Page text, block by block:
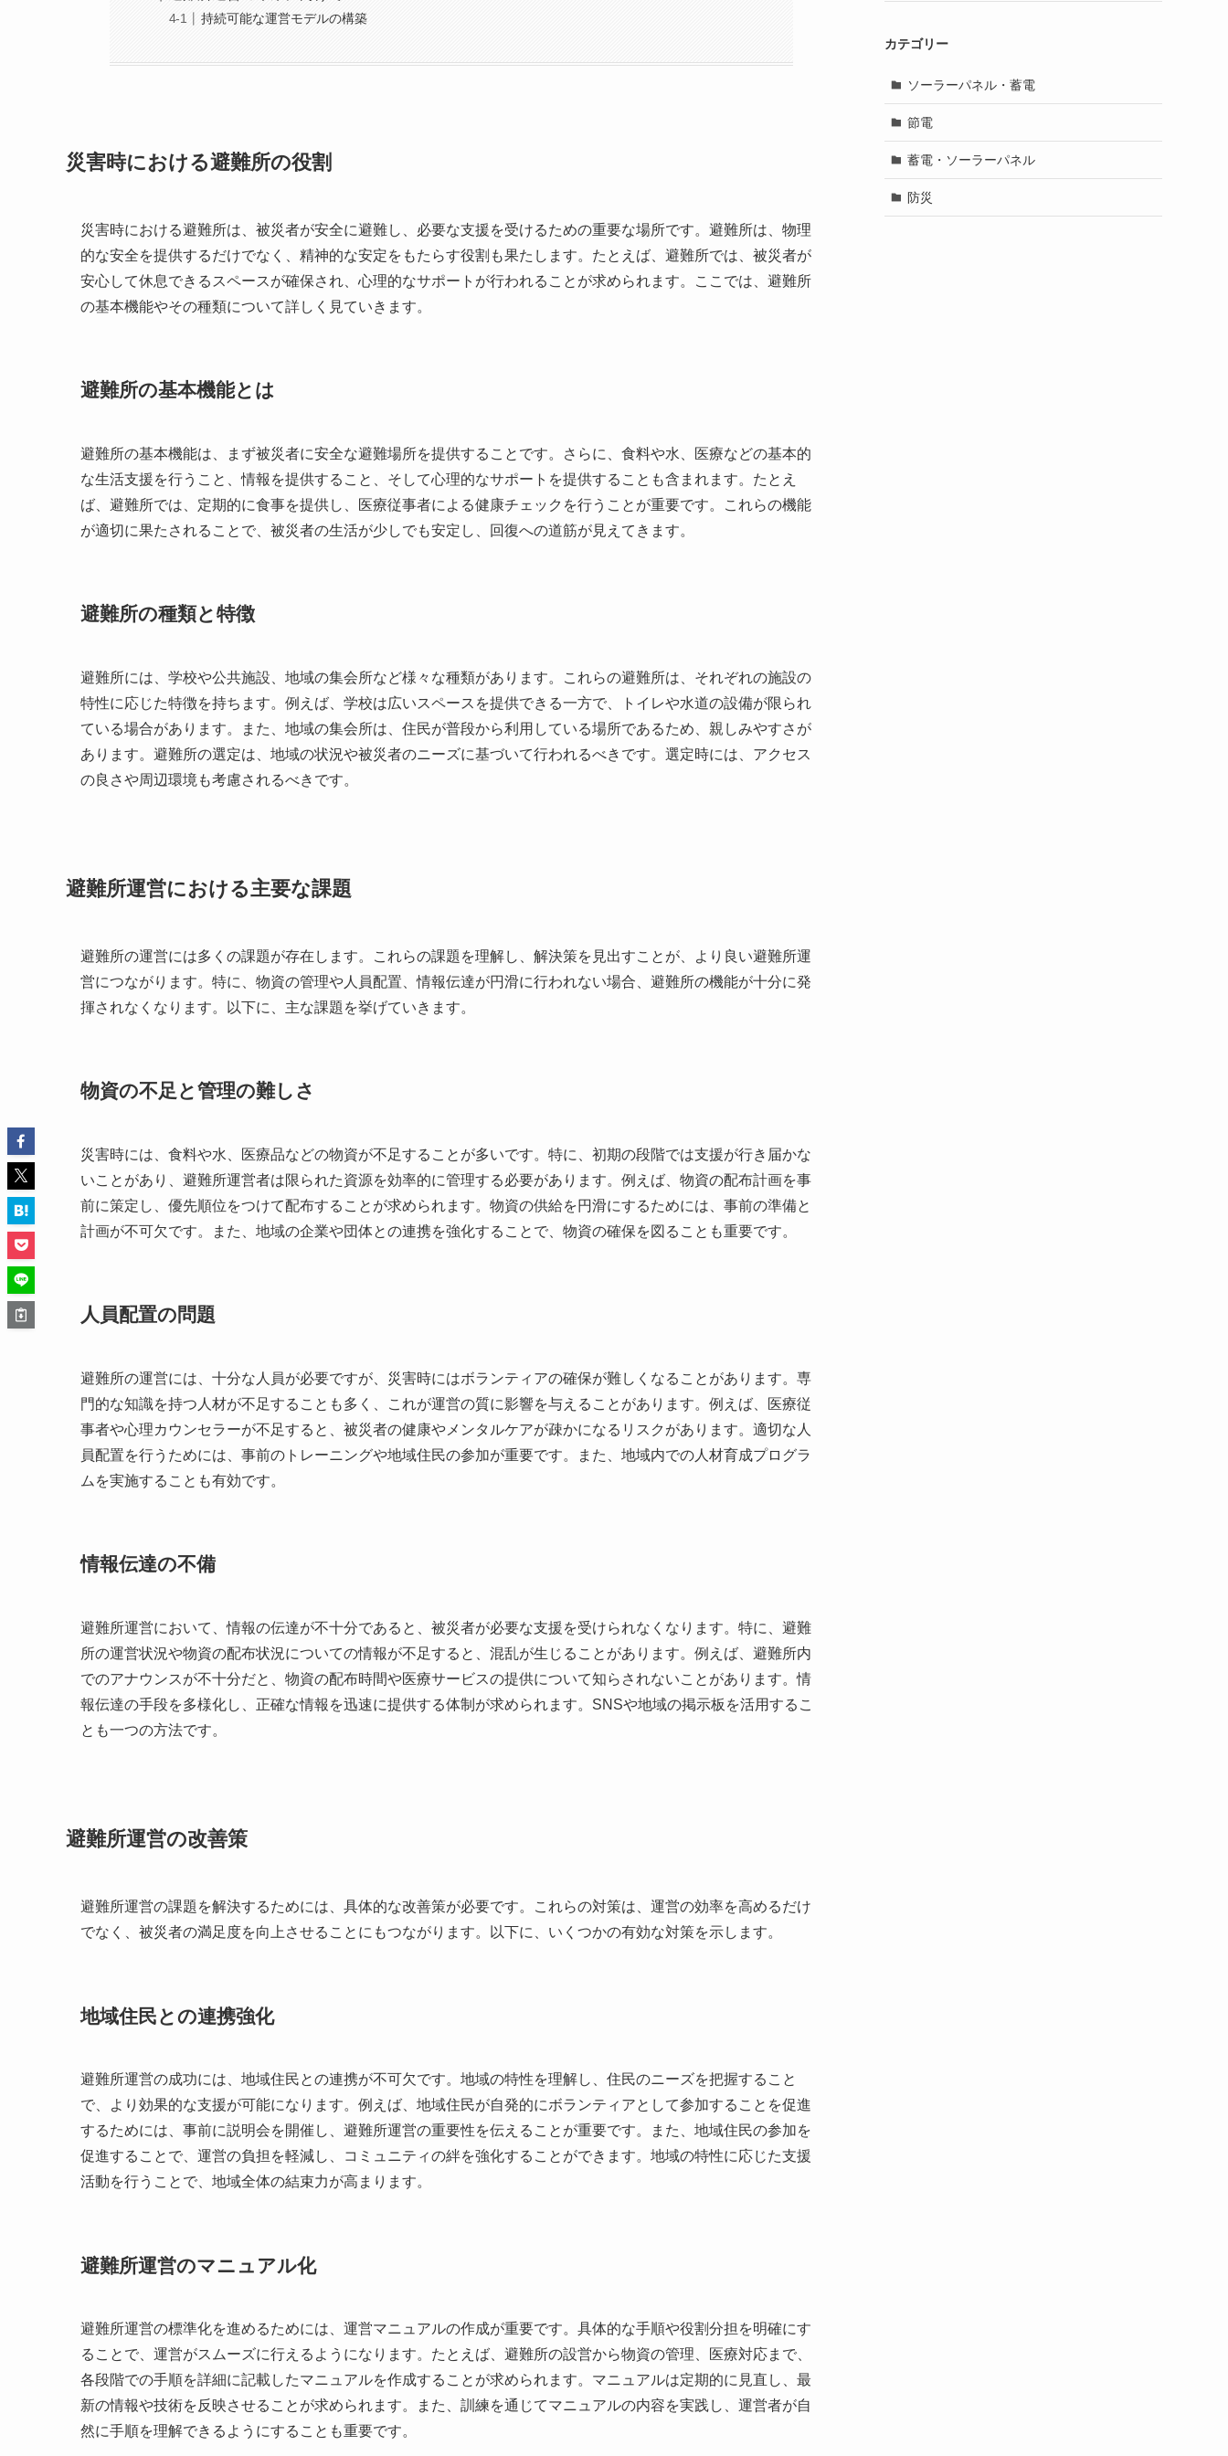
持続可能な運営モデルの構築
災害時における避難所の役割
災害時における避難所は、被災者が安全に避難し、必要な支援を受けるための重要な場所です。避難所は、物理
的な安全を提供するだけでなく、精神的な安定をもたらす役割も果たします。たとえば、避難所では、被災者が
安心して休息できるスペースが確保され、心理的なサポートが行われることが求められます。ここでは、避難所
の基本機能やその種類について詳しく見ていきます。
避難所の基本機能とは
避難所の基本機能は、まず被災者に安全な避難場所を提供することです。さらに、食料や水、医療などの基本的
な生活支援を行うこと、情報を提供すること、そして心理的なサポートを提供することも含まれます。たとえ
ば、避難所では、定期的に食事を提供し、医療従事者による健康チェックを行うことが重要です。これらの機能
が適切に果たされることで、被災者の生活が少しでも安定し、回復への道筋が見えてきます。
避難所の種類と特徴
避難所には、学校や公共施設、地域の集会所など様々な種類があります。これらの避難所は、それぞれの施設の
特性に応じた特徴を持ちます。例えば、学校は広いスペースを提供できる一方で、トイレや水道の設備が限られ
ている場合があります。また、地域の集会所は、住民が普段から利用している場所であるため、親しみやすさが
あります。避難所の選定は、地域の状況や被災者のニーズに基づいて行われるべきです。選定時には、アクセス
の良さや周辺環境も考慮されるべきです。
避難所運営における主要な課題
避難所の運営には多くの課題が存在します。これらの課題を理解し、解決策を見出すことが、より良い避難所運
営につながります。特に、物資の管理や人員配置、情報伝達が円滑に行われない場合、避難所の機能が十分に発
揮されなくなります。以下に、主な課題を挙げていきます。
物資の不足と管理の難しさ
災害時には、食料や水、医療品などの物資が不足することが多いです。特に、初期の段階では支援が行き届かな
いことがあり、避難所運営者は限られた資源を効率的に管理する必要があります。例えば、物資の配布計画を事
前に策定し、優先順位をつけて配布することが求められます。物資の供給を円滑にするためには、事前の準備と
計画が不可欠です。また、地域の企業や団体との連携を強化することで、物資の確保を図ることも重要です。
人員配置の問題
避難所の運営には、十分な人員が必要ですが、災害時にはボランティアの確保が難しくなることがあります。専
門的な知識を持つ人材が不足することも多く、これが運営の質に影響を与えることがあります。例えば、医療従
事者や心理カウンセラーが不足すると、被災者の健康やメンタルケアが疎かになるリスクがあります。適切な人
員配置を行うためには、事前のトレーニングや地域住民の参加が重要です。また、地域内での人材育成プログラ
ムを実施することも有効です。
情報伝達の不備
避難所運営において、情報の伝達が不十分であると、被災者が必要な支援を受けられなくなります。特に、避難
所の運営状況や物資の配布状況についての情報が不足すると、混乱が生じることがあります。例えば、避難所内
でのアナウンスが不十分だと、物資の配布時間や医療サービスの提供について知らされないことがあります。情
報伝達の手段を多様化し、正確な情報を迅速に提供する体制が求められます。SNSや地域の掲示板を活用するこ
とも一つの方法です。
避難所運営の改善策
避難所運営の課題を解決するためには、具体的な改善策が必要です。これらの対策は、運営の効率を高めるだけ
でなく、被災者の満足度を向上させることにもつながります。以下に、いくつかの有効な対策を示します。
地域住民との連携強化
避難所運営の成功には、地域住民との連携が不可欠です。地域の特性を理解し、住民のニーズを把握すること
で、より効果的な支援が可能になります。例えば、地域住民が自発的にボランティアとして参加することを促進
するためには、事前に説明会を開催し、避難所運営の重要性を伝えることが重要です。また、地域住民の参加を
促進することで、運営の負担を軽減し、コミュニティの絆を強化することができます。地域の特性に応じた支援
活動を行うことで、地域全体の結束力が高まります。
避難所運営のマニュアル化
避難所運営の標準化を進めるためには、運営マニュアルの作成が重要です。具体的な手順や役割分担を明確にす
ることで、運営がスムーズに行えるようになります。たとえば、避難所の設営から物資の管理、医療対応まで、
各段階での手順を詳細に記載したマニュアルを作成することが求められます。マニュアルは定期的に見直し、最
新の情報や技術を反映させることが求められます。また、訓練を通じてマニュアルの内容を実践し、運営者が自
然に手順を理解できるようにすることも重要です。
カテゴリー
ソーラーパネル・蓄電
節電
蓄電・ソーラーパネル
防災